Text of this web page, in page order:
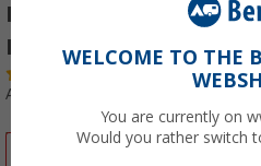
Familienzelt mit
Personen
Art.-Nr.: 838393
WELCOME TO THE
You are currently on
Would you rather switch